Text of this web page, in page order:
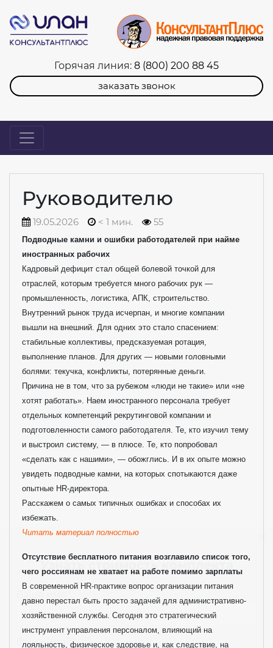
Горячая линия: 8 (800) 200 88 45
заказать звонок
Руководителю
19.05.2026 < 1 мин. 55
Подводные камни и ошибки работодателей при найме
иностранных рабочих
Кадровый дефицит стал общей болевой точкой для
отраслей, которым требуется много рабочих рук —
промышленность, логистика, АПК, строительство.
Внутренний рынок труда исчерпан, и многие компании
вышли на внешний. Для одних это стало спасением:
стабильные коллективы, предсказуемая ротация,
выполнение планов. Для других — новыми головными
болями: текучка, конфликты, потерянные деньги.
Причина не в том, что за рубежом «люди не такие» или «не
хотят работать». Наем иностранного персонала требует
отдельных компетенций рекрутинговой компании и
подготовленности самого работодателя. Те, кто изучил тему
и выстроил систему, — в плюсе. Те, кто попробовал
«сделать как с нашими», — обожглись. И в их опыте можно
увидеть подводные камни, на которых спотыкаются даже
опытные HR-директора.
Расскажем о самых типичных ошибках и способах их
избежать.
Читать материал полностью
Отсутствие бесплатного питания возглавило список того,
чего россиянам не хватает на работе помимо зарплаты
В современной HR-практике вопрос организации питания
давно перестал быть просто задачей для административно-
хозяйственной службы. Сегодня это стратегический
инструмент управления персоналом, влияющий на
лояльность, физическое здоровье и, как следствие, на
Узнать стоимость комплекта
Ваше имя
Ваш e-mail*